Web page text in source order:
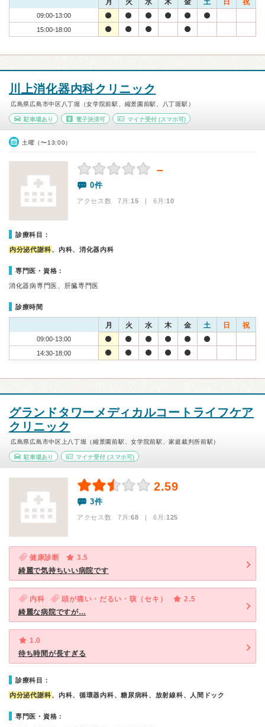
月 火 水 木 金 土 日 祝
09:00-13:00
15:00-18:00
川上消化器内科クリニック
広島県広島市中区八丁堀（女学院前駅、縮景園前駅、八丁堀駅）
駐車場あり 電子決済可 マイナ受付 (スマホ可)
土曜（〜13:00）
－
0件
アクセス数 7月:15 | 6月:10
診療科目：
内分泌代謝科、内科、消化器内科
専門医・資格：
消化器病専門医、肝臓専門医
診療時間
月 火 水 木 金 土 日 祝
09:00-13:00
14:30-18:00
グランドタワーメディカルコートライフケア
クリニック
広島県広島市中区上八丁堀（縮景園前駅、女学院前駅、家庭裁判所前駅）
駐車場あり マイナ受付(スマホ可)
2.59
3件
アクセス数 7月:68 | 6月:125
健康診断
3.5
綺麗で気持ちいい病院です
内科 頭が痛い・だるい・咳（セキ）
2.5
綺麗な病院ですが…
1.0
待ち時間が長すぎる
診療科目：
内分泌代謝科、内科、循環器内科、糖尿病科、放射線科、人間ドック
専門医・資格：